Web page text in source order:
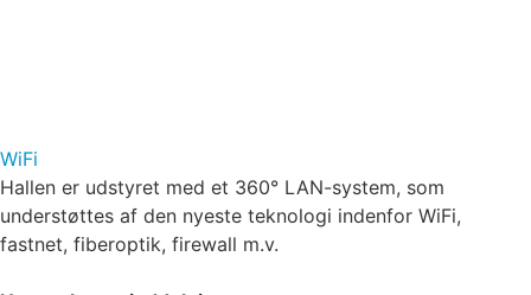
WiFi
Hallen er udstyret med et 360° LAN-system, som
understøttes af den nyeste teknologi indenfor WiFi,
fastnet, fiberoptik, firewall m.v.